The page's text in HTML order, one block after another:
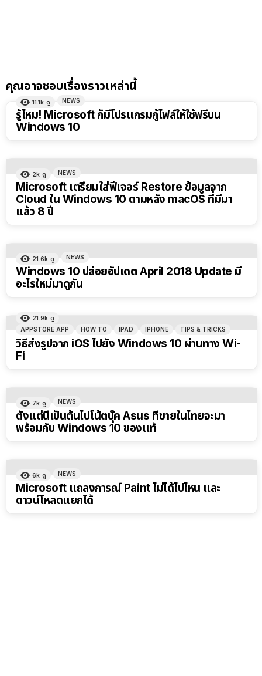
คุณอาจชอบเรื่องราวเหล่านี้
11.1k ดู NEWS
รู้ไหม! Microsoft ก็มีโปรแกรมกู้ไฟล์ให้ใช้ฟรีบน
Windows 10
2k ดู NEWS
Microsoft เตรียมใส่ฟีเจอร์ Restore ข้อมูลจาก
Cloud ใน Windows 10 ตามหลัง macOS ที่มีมา
แล้ว 8 ปี
21.6k ดู NEWS
Windows 10 ปล่อยอัปเดต April 2018 Update มี
อะไรใหม่มาดูกัน
21.9k ดู
APPSTORE APP
HOW TO IPAD IPHONE TIPS & TRICKS
วิธีส่งรูปจาก iOS ไปยัง Windows 10 ผ่านทาง Wi-
Fi
7k ดู NEWS
ตั้งแต่นี้เป็นต้นไปโน้ตบุ๊ค Asus ที่ขายในไทยจะมา
พร้อมกับ Windows 10 ของแท้
6k ดู NEWS
Microsoft แถลงการณ์ Paint ไม่ได้ไปไหน และ
ดาวน์โหลดแยกได้